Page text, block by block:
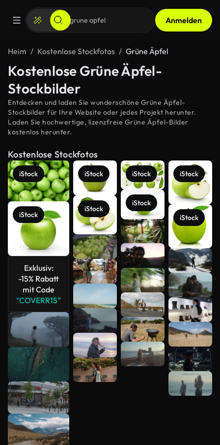
Anmelden
Heim Kostenlose Stockfotos Grüne Äpfel
Kostenlose Grüne Äpfel-
Stockbilder
Entdecken und laden Sie wunderschöne Grüne Äpfel-
Stockbilder für Ihre Website oder jedes Projekt herunter.
Laden Sie hochwertige, lizenzfreie Grüne Äpfel-Bilder
kostenlos herunter.
Kostenlose Stockfotos
iStock
iStock
Exklusiv:
-15% Rabatt
mit Code
"COVERR15"
iStock
iStock
iStock
iStock
iStock
iStock
Mehr
anzeigen